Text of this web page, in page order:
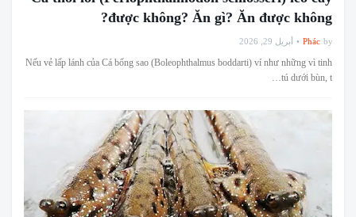
được không? Ăn gì? Ăn được không?
by
Phác أبريل 29, 2026
Nếu vẻ lấp lánh của Cá bống sao (Boleophthalmus boddarti) ví như những vì tinh
tú dưới bùn, t…